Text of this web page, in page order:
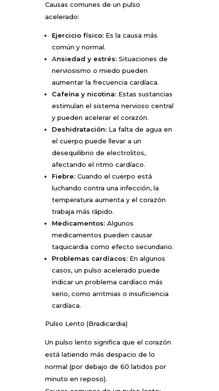
Causas comunes de un pulso
acelerado:
Ejercicio físico:Es la causa más
común y normal.
Ansiedad y estrés:Situaciones de
nerviosismo o miedo pueden
aumentar la frecuencia cardíaca.
Cafeína y nicotina:Estas sustancias
estimulan el sistema nervioso central
y pueden acelerar el corazón.
Deshidratación:La falta de agua en
el cuerpo puede llevar a un
desequilibrio de electrolitos,
afectando el ritmo cardíaco.
Fiebre:Cuando el cuerpo está
luchando contra una infección, la
temperatura aumenta y el corazón
trabaja más rápido.
Medicamentos:Algunos
medicamentos pueden causar
taquicardia como efecto secundario.
Problemas cardíacos: En algunos
casos, un pulso acelerado puede
indicar un problema cardíaco más
serio, como arritmias o insuficiencia
cardíaca.
Pulso Lento (Bradicardia)
Un pulso lento significa que el corazón
está latiendo más despacio de lo
normal (por debajo de 60 latidos por
minuto en reposo).